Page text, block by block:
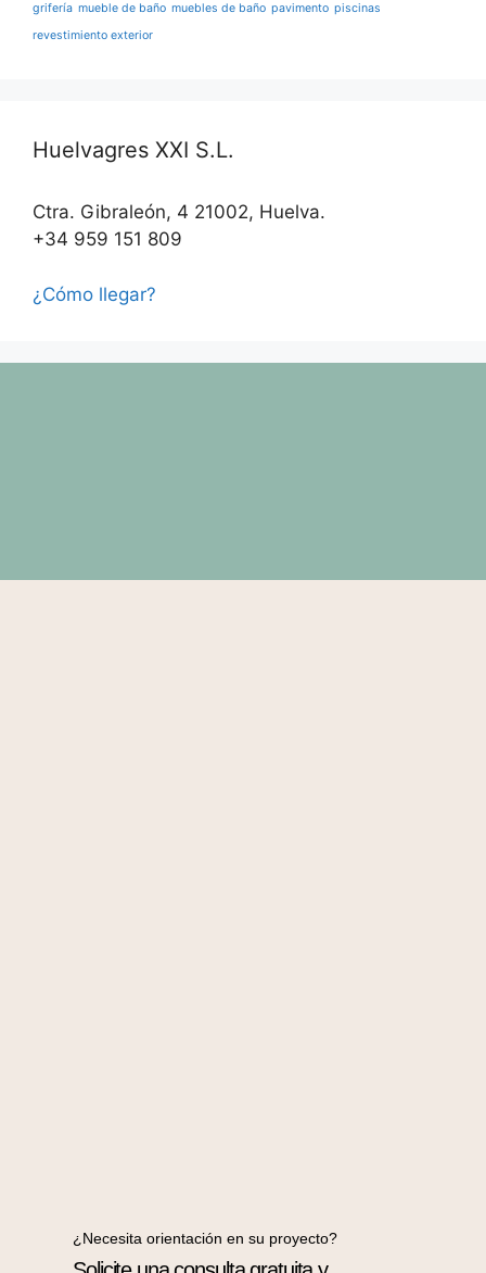
grifería mueble de baño muebles de baño pavimento piscinas
revestimiento exterior
Huelvagres XXI S.L.
Ctra. Gibraleón, 4 21002, Huelva.
+34 959 151 809
¿Cómo llegar?
¿Necesita orientación en su proyecto?